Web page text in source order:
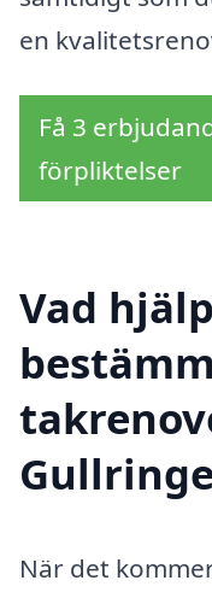
en
Få 3
förpliktelser
Vad
När det